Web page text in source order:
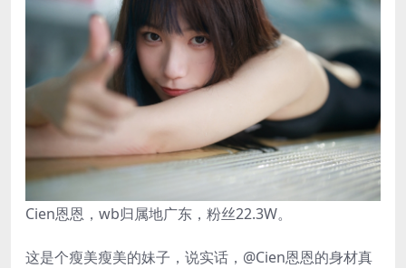
Cien恩恩，wb归属地广东，粉丝22.3W。
这是个瘦美瘦美的妹子，说实话，@Cien恩恩的身材真